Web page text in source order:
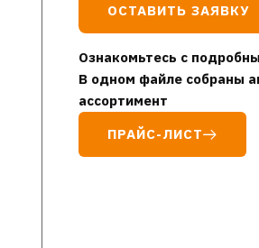
ОСТАВИТЬ ЗАЯВКУ
Ознакомьтесь с
В одном файле собраны
ассортимент
ПРАЙС-ЛИСТ